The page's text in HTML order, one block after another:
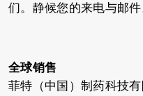
们。静候您的来电与邮件
全球销售
菲特（中国）制药科技